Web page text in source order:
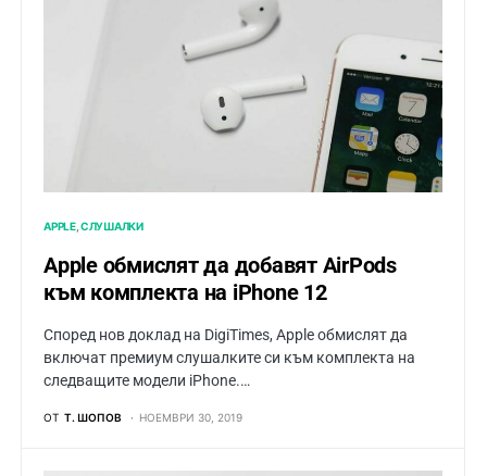
APPLE СЛУШАЛКИ
Apple обмислят да добавят AirPods
към комплекта на iPhone 12
Според нов доклад на DigiTimes, Apple обмислят да
включат премиум слушалките си към комплекта на
следващите модели iPhone.…
ОТ Т. ШОПОВ НОЕМВРИ 30, 2019